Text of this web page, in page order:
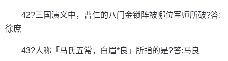
42?三国演义中，曹仁的八门金锁阵被哪位军师所破?答:
徐庶
43?人称「马氏五常，白眉*良」所指的是?答:马良